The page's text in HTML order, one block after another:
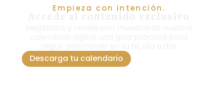
Empieza con intención.
Descarga tu calendario